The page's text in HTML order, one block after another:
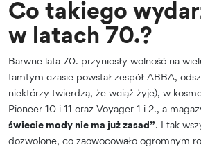
Co takiego
w latach 70.?
Barwne lata 70. przyniosły wolność na
tamtym czasie powstał zespół ABBA,
niektórzy twierdzą, że wciąż żyje), w
Pioneer 10 i 11 oraz Voyager 1 i 2., a
świecie mody nie ma już zasad”. I tak
dozwolone, co zaowocowało ogromnym